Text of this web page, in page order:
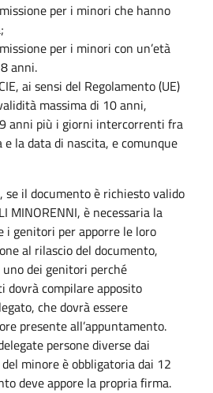
per i minori che hanno
per i minori con un’età
anni.
ai sensi del Regolamento (UE)
massima di 10 anni,
anni più i giorni intercorrenti fra
la data di nascita, e comunque
il documento è richiesto valido
MINORENNI, è necessaria la
i genitori per apporre le loro
al rilascio del documento,
dei genitori perché
dovrà compilare apposito
che dovrà essere
presente all’appuntamento.
persone diverse dai
minore è obbligatoria dai 12
deve appore la propria firma.